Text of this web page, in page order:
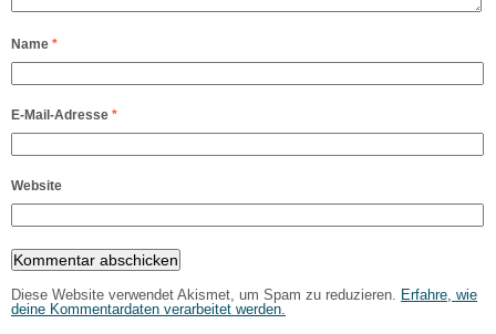
Name *
E-Mail-Adresse *
Website
Diese Website verwendet Akismet, um Spam zu reduzieren. Erfahre, wie
deine Kommentardaten verarbeitet werden.